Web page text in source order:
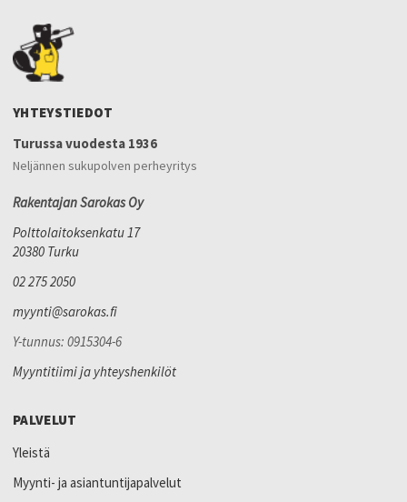
YHTEYSTIEDOT
Turussa vuodesta 1936
Neljännen sukupolven perheyritys
Rakentajan Sarokas Oy
Polttolaitoksenkatu 17
20380 Turku
02 275 2050
myynti@sarokas.fi
Y-tunnus: 0915304-6
Myyntitiimi ja yhteyshenkilöt
PALVELUT
Yleistä
Myynti- ja asiantuntijapalvelut